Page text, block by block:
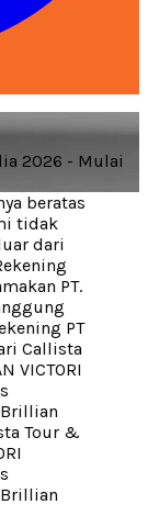
2026 - Mulai
beratas
tidak
dari
PT.
PT
Callista
VICTORI
Tour &